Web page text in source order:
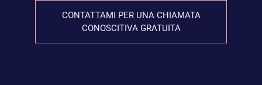
CONTATTAMI PER UNA CHIAMATA
CONOSCITIVA GRATUITA